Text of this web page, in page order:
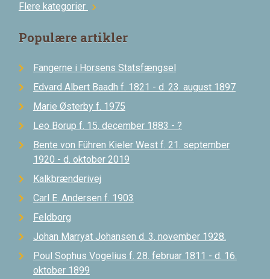
Flere kategorier chevron_right
Populære artikler
Fangerne i Horsens Statsfængsel
Edvard Albert Baadh f. 1821 - d. 23. august 1897
Marie Østerby f. 1975
Leo Borup f. 15. december 1883 - ?
Bente von Führen Kieler West f. 21. september
1920 - d. oktober 2019
Kalkbrænderivej
Carl E. Andersen f. 1903
Feldborg
Johan Marryat Johansen d. 3. november 1928.
Poul Sophus Vogelius f. 28. februar 1811 - d. 16.
oktober 1899